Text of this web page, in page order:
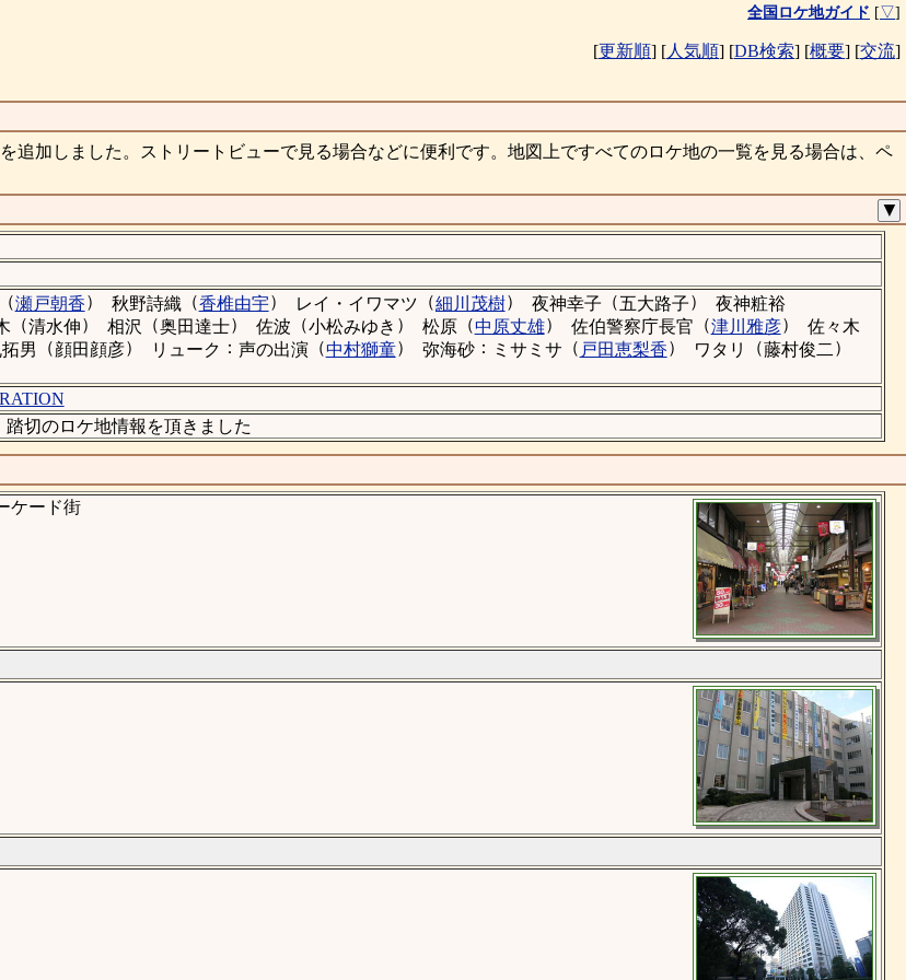
全国ロケ地ガイド [▽]
[更新順] [人気順] [DB検索] [概要] [交流]
追加しました。ストリートビューで見る場合などに便利です。地図上ですべてのロケ地の一覧を見る場合は、ペ
▼
（瀬戸朝香） 秋野詩織 （香椎由宇） レイ・イワマツ （細川茂樹） 夜神幸子 （五大路子）
夜神粧裕
（清水伸） 相沢 （奥田達士） 佐波 （小松みゆき ） 松原（中原丈雄） 佐伯警察庁長官 （津川雅彦）
佐々木
男 （顔田顔彦） リューク ： 声の出演（中村獅童） 弥海砂： ミサミサ （ 戸田恵梨香） ワタリ （藤村俊二 ）
切のロケ地情報を頂きました
ケード街